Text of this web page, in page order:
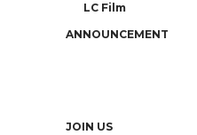
LC Film
ANNOUNCEMENT
JOIN US